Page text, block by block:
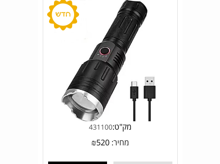
מק"ט:431100
מחיר: ₪520